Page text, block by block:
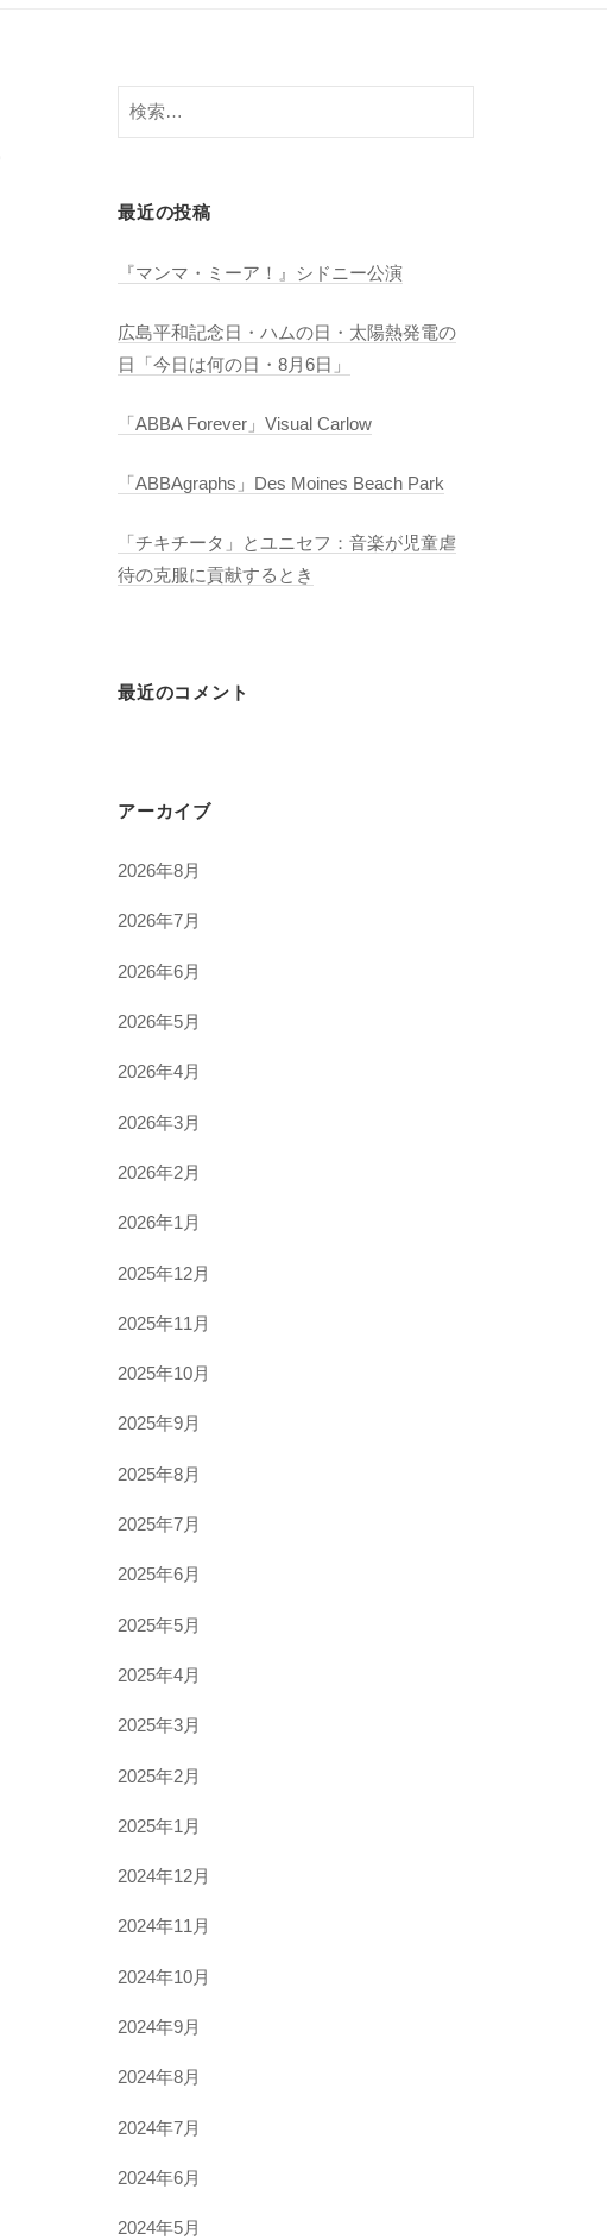
検
索:
最近の投稿
『マンマ・ミーア！』シドニー公演
広島平和記念日・ハムの日・太陽熱発電の
日「今日は何の日・8月6日」
「ABBA Forever」Visual Carlow
「ABBAgraphs」Des Moines Beach Park
「チキチータ」とユニセフ：音楽が児童虐
待の克服に貢献するとき
最近のコメント
アーカイブ
2026年8月
2026年7月
2026年6月
2026年5月
2026年4月
2026年3月
2026年2月
2026年1月
2025年12月
2025年11月
2025年10月
2025年9月
2025年8月
2025年7月
2025年6月
2025年5月
2025年4月
2025年3月
2025年2月
2025年1月
2024年12月
2024年11月
2024年10月
2024年9月
2024年8月
2024年7月
2024年6月
2024年5月